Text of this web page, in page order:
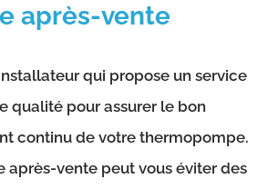
après-vente
qui propose un service
qualité pour assurer le bon
continu de votre thermopompe.
après-vente peut vous éviter des